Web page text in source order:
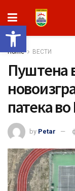
Open toolbar
Home ВЕСТИ
Пуштена
патека во
by Petar